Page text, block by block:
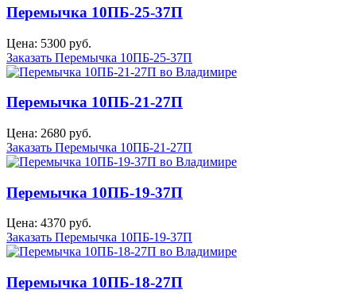
Перемычка 10ПБ-25-37П
Цена: 5300 руб.
Заказать Перемычка 10ПБ-25-37П
Перемычка 10ПБ-21-27П
Цена: 2680 руб.
Заказать Перемычка 10ПБ-21-27П
Перемычка 10ПБ-19-37П
Цена: 4370 руб.
Заказать Перемычка 10ПБ-19-37П
Перемычка 10ПБ-18-27П